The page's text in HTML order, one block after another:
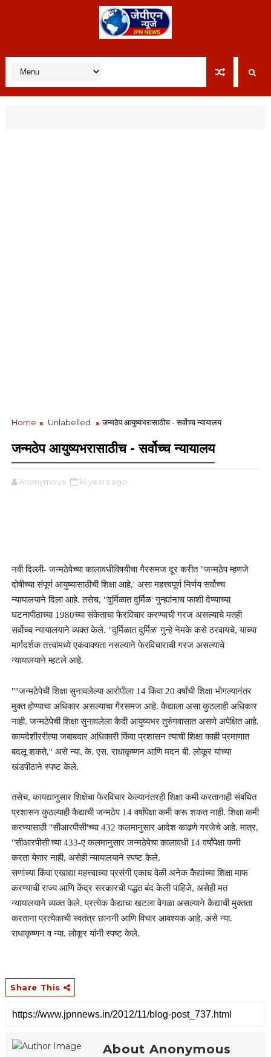
Home Unlabelled जन्मठेप आयुष्यभरासाठीच - सर्वोच्च न्यायालय
जन्मठेप आयुष्यभरासाठीच - सर्वोच्च न्यायालय
Anonymous 14 years ago
नवी दिल्ली- जन्मठेपेच्या कालावधीविषयीचा गैरसमज दूर करीत "जन्मठेप म्हणजे
दोषीच्या संपूर्ण आयुष्यासाठीची शिक्षा आहे,' असा महत्त्वपूर्ण निर्णय सर्वोच्च
न्यायालयाने दिला आहे. तसेच, "दुर्मिळात दुर्मिळ' गुन्ह्यांनाच फाशी देण्याच्या
घटनापीठाच्या 1980च्या संकेताचा फेरविचार करण्याची गरज असल्याचे मतही
सर्वोच्च न्यायालयाने व्यक्त केले. "दुर्मिळात दुर्मिळ' गुन्हे नेमके कसे ठरवायचे, याच्या
मार्गदर्शक तत्त्वांमध्ये एकवाक्‍यता नसल्याने फेरविचाराची गरज असल्याचे
न्यायालयाने म्हटले आहे.
""जन्मठेपेची शिक्षा सुनावलेल्या आरोपीला 14 किंवा 20 वर्षांची शिक्षा भोगल्यानंतर
मुक्त होण्याचा अधिकार असल्याचा गैरसमज आहे. कैद्याला असा कुठलाही अधिकार
नाही. जन्मठेपेची शिक्षा सुनावलेला कैदी आयुष्यभर तुरुंगवासात असणे अपेक्षित आहे.
कायदेशीररीत्या जबाबदार अधिकारी किंवा प्रशासन त्याची शिक्षा काही प्रमाणात
बदलू शकते,'' असे न्या. के. एस. राधाकृष्णन आणि मदन बी. लोकूर यांच्या
खंडपीठाने स्पष्ट केले.
तसेच, कायद्यानुसार शिक्षेचा फेरविचार केल्यानंतरही शिक्षा कमी करतानाही संबंधित
प्रशासन कुठल्याही कैद्याची जन्मठेप 14 वर्षांपेक्षा कमी करू शकत नाही. शिक्षा कमी
करण्यासाठी "सीआरपीसी'च्या 432 कलमानुसार आदेश काढणे गरजेचे आहे. मात्र,
"सीआरपीसी'च्या 433-ए कलमानुसार जन्मठेपेचा कालावधी 14 वर्षांपेक्षा कमी
करता येणार नाही, असेही न्यायालयाने स्पष्ट केले.
सणांच्या किंवा एखाद्या महत्त्वाच्या प्रसंगी एकाच वेळी अनेक कैद्यांच्या शिक्षा माफ
करण्याची राज्य आणि केंद्र सरकारची पद्धत बंद केली पाहिजे, असेही मत
न्यायालयाने व्यक्त केले. प्रत्येक कैद्याचा खटला वेगळा असल्याने कैद्याची मुक्तता
करताना प्रत्येकाची स्वतंत्र छाननी आणि विचार आवश्‍यक आहे, असे न्या.
राधाकृष्णन व न्या. लोकूर यांनी स्पष्ट केले.
Share This
About Anonymous